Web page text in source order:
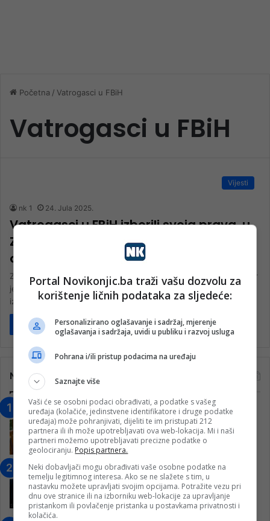
Početna / Vatrogasci u FBiH
Vatrogasci u FBiH
Vijesti
nk 1 24. Jula 2025.
Vatrogasci u FBiH izborili svoja prava, u
Zakonu ostaju pasivna dežurstva i
dodaci na plaću do 30 posto
Zastupnički dom Parlamenta Federacije Bosne i Hercegovine jučer
je, po hitnom postupku, razmatrao i usvojio Prijedlog zakona o
izmjenama Zakona…
Pročitaj više
Najčitanije
“Obrazovanje gradi BiH-Jovan Divjak“
– Konjic je u posljednje 22 godine imao
25 ​​stipendista
15. Februara 2023.
Nogometaši Igmana iznenadili
Konjičanke cvijećem i besplatnim
ulazom na utakmicu
7. Marta 2025.
Portal Novikonjic.ba traži vašu dozvolu za
korištenje ličnih podataka za sljedeće:
Personalizirano oglašavanje i sadržaj, mjerenje
oglašavanja i sadržaja, uvidi u publiku i razvoj usluga
Pohrana i/ili pristup podacima na uređaju
Saznajte više
Vaši će se osobni podaci obrađivati, a podatke s vašeg
uređaja (kolačiće, jedinstvene identifikatore i druge podatke
uređaja) može pohranjivati, dijeliti te im pristupati 212
partnera ili ih može upotrebljavati ova web-lokacija. Mi i naši
partneri možemo upotrebljavati precizne podatke o
geolociranju. Popis partnera.
Neki dobavljači mogu obrađivati vaše osobne podatke na
temelju legitimnog interesa. Ako se ne slažete s tim, u
nastavku možete upravljati svojim opcijama. Potražite vezu pri
dnu ove stranice ili na izborniku web-lokacije za upravljanje
pristankom ili povlačenje pristanka u postavkama privatnosti i
kolačića.